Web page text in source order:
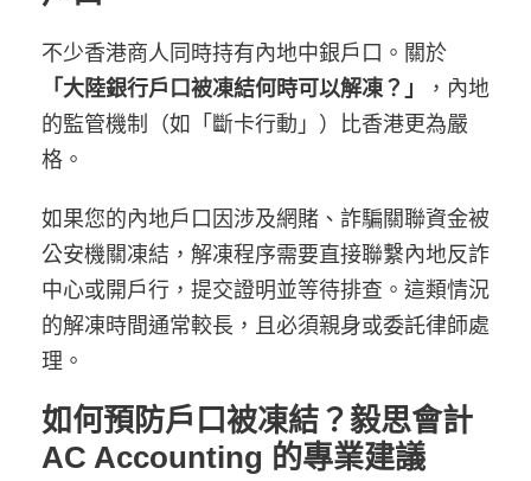
不少香港商人同時持有內地中銀戶口。關於
「大陸銀行戶口被凍結何時可以解凍？」
，內地
的監管機制（如「斷卡行動」）比香港更為嚴
格。
如果您的內地戶口因涉及網賭、詐騙關聯資金被
公安機關凍結，解凍程序需要直接聯繫內地反詐
中心或開戶行，提交證明並等待排查。這類情況
的解凍時間通常較長，且必須親身或委託律師處
理。
如何預防戶口被凍結？毅思會計
AC Accounting 的專業建議